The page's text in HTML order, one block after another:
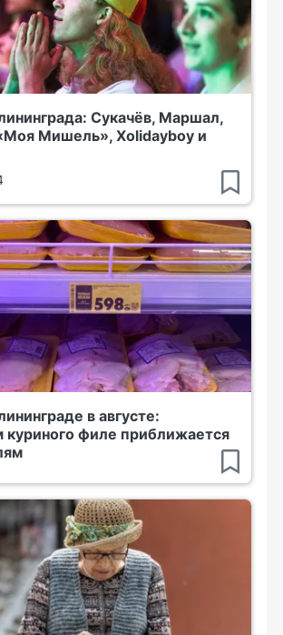
Сукачёв, Маршал,
Мишель», Xolidayboy и
в августе:
куриного филе приближается